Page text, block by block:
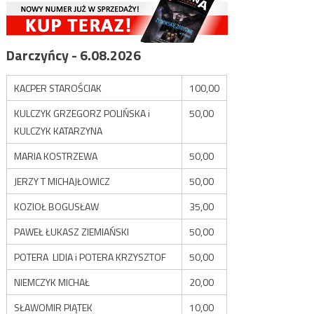
Darczyńcy - 6.08.2026
KACPER STAROŚCIAK
100,00
KULCZYK GRZEGORZ POLIŃSKA i
KULCZYK KATARZYNA
50,00
MARIA KOSTRZEWA
50,00
JERZY T MICHAJŁOWICZ
50,00
KOZIOŁ BOGUSŁAW
35,00
PAWEŁ ŁUKASZ ZIEMIAŃSKI
50,00
POTERA LIDIA i POTERA KRZYSZTOF
50,00
NIEMCZYK MICHAŁ
20,00
SŁAWOMIR PIĄTEK
10,00